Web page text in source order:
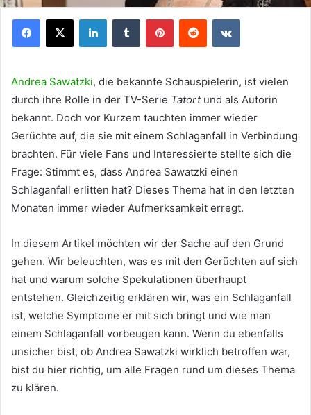
Facebook
X LinkedInTumblr PinterestReddit VKontakte
Andrea Sawatzki, die bekannte Schauspielerin, ist vielen
durch ihre Rolle in der TV-Serie Tatortund als Autorin
bekannt. Doch vor Kurzem tauchten immer wieder
Gerüchte auf, die sie mit einem Schlaganfall in Verbindung
brachten. Für viele Fans und Interessierte stellte sich die
Frage: Stimmt es, dass Andrea Sawatzki einen
Schlaganfall erlitten hat? Dieses Thema hat in den letzten
Monaten immer wieder Aufmerksamkeit erregt.
In diesem Artikel möchten wir der Sache auf den Grund
gehen. Wir beleuchten, was es mit den Gerüchten auf sich
hat und warum solche Spekulationen überhaupt
entstehen. Gleichzeitig erklären wir, was ein Schlaganfall
ist, welche Symptome er mit sich bringt und wie man
einem Schlaganfall vorbeugen kann. Wenn du ebenfalls
unsicher bist, ob Andrea Sawatzki wirklich betroffen war,
bist du hier richtig, um alle Fragen rund um dieses Thema
zu klären.